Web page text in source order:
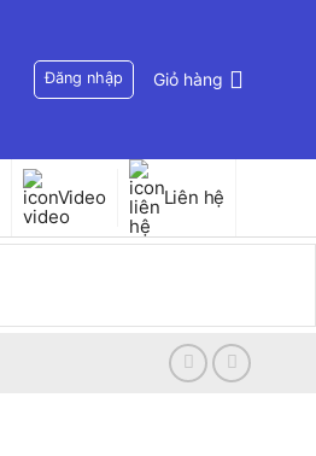
Đăng nhập Giỏ hàng
Video Liên hệ